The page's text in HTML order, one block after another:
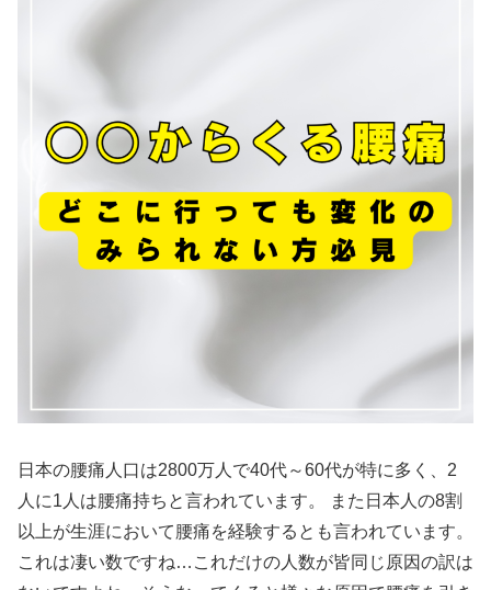
日本の腰痛人口は2800万人で40代～60代が特に多く、2
人に1人は腰痛持ちと言われています。 また日本人の8割
以上が生涯において腰痛を経験するとも言われています。
これは凄い数ですね…これだけの人数が皆同じ原因の訳は